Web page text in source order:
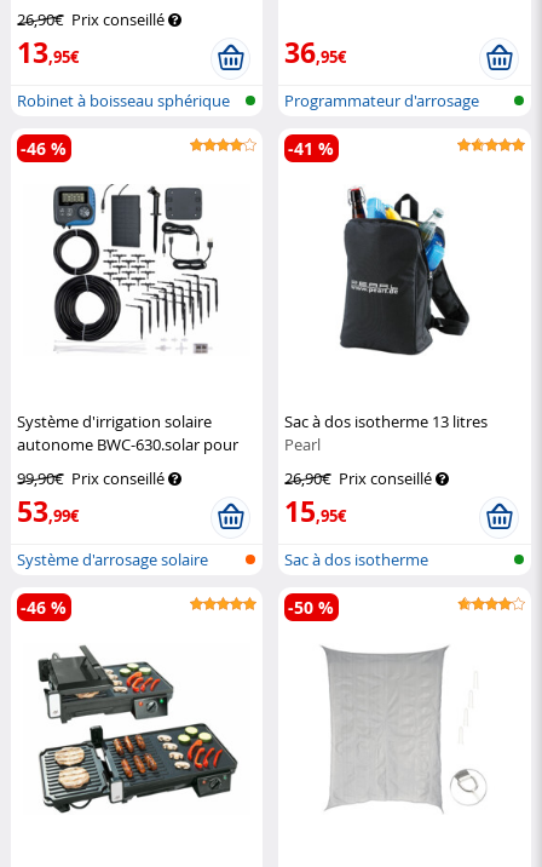
26,90€ Prix conseillé
13,95€
Robinet à boisseau sphérique
double
36,95€
Programmateur d'arrosage
électroniq...
Système d'irrigation solaire
autonome BWC-630.solar pour
Gardineer
99,90€ Prix conseillé
53,99€
-46 %
Système d'arrosage solaire
pour pla...
Sac à dos isotherme 13 litres
Pearl
26,90€ Prix conseillé
15,95€
-41 %
Sac à dos isotherme
-46 % -50 %